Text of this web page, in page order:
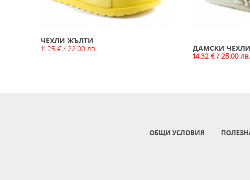
ЧЕХЛИ ЖЪЛТИ
11.25 € / 22.00 лв.
ДАМСКИ ЧЕХЛИ
14.32 € / 28.00 лв.
ОБЩИ УСЛОВИЯ